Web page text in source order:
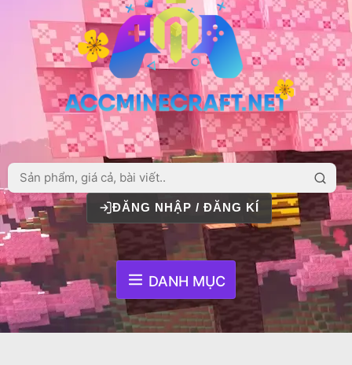
ĐĂNG NHẬP / ĐĂNG KÍ
DANH MỤC